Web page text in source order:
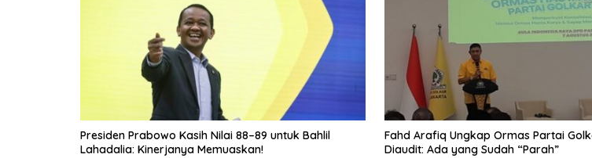
Presiden Prabowo Kasih Nilai 88–89 untuk Bahlil
Lahadalia: Kinerjanya Memuaskan!
Fahd Arafiq Ungkap Ormas Partai
Diaudit: Ada yang Sudah “Parah”